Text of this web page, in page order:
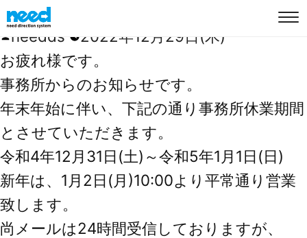
TOP
初めての方へ
登録の流れ
お仕事内容
よくあるご質問
年末年始休業日のお知らせ
投
稿
者:
needds
2022年12月29日(木)
お疲れ様です。
事務所からのお知らせです。
年末年始に伴い、下記の通り事務所休業期間
とさせていただきます。
令和4年12月31日(土)～令和5年1月1日(日)
新年は、1月2日(月)10:00より平常通り営業
致します。
尚メールは24時間受信しておりますが、